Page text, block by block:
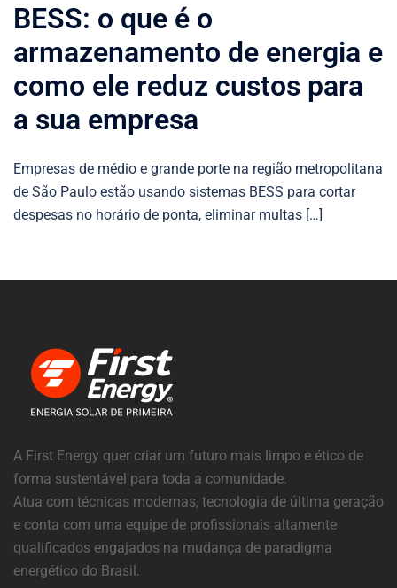
BESS: o que é o
armazenamento de energia e
como ele reduz custos para
a sua empresa
Empresas de médio e grande porte na região metropolitana
de São Paulo estão usando sistemas BESS para cortar
despesas no horário de ponta, eliminar multas […]
A First Energy quer criar um futuro mais limpo e ético de
forma sustentável para toda a comunidade.
Atua com técnicas modernas, tecnologia de última geração
e conta com uma equipe de profissionais altamente
qualificados engajados na mudança de paradigma
energético do Brasil.